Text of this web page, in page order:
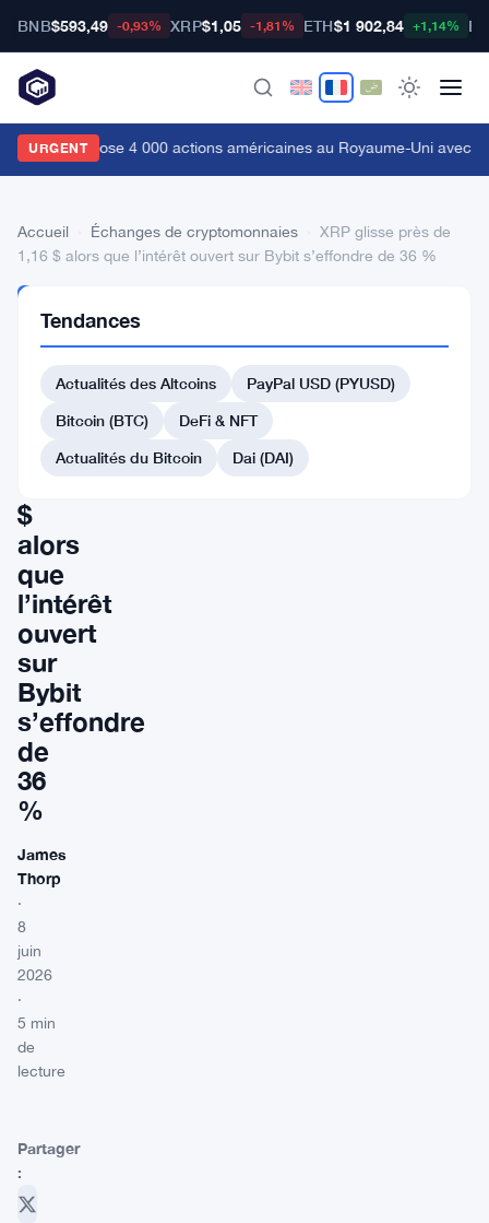
BNB$593,49 -0,93% XRP$1,05 -1,81% ETH$1 902,84 +1,14%
URGENTpropose 4 000 actions américaines au Royaume-Uni avec
Accueil Échanges de cryptomonnaies
XRP glisse près de
1,16 $ alors que l’intérêt ouvert sur Bybit s’effondre de 36 %
CRYPTOMONNAIES
glisse
près
$
alors
que
l’intérêt
ouvert
sur
Bybit
s’effondre
de
36
%
James
Thorp
·
8
juin
2026
·
5 min
de
lecture
Partager
:
Tendances
Actualités des Altcoins
PayPal USD (PYUSD)
Bitcoin (BTC)
DeFi & NFT
Actualités du Bitcoin
Dai (DAI)